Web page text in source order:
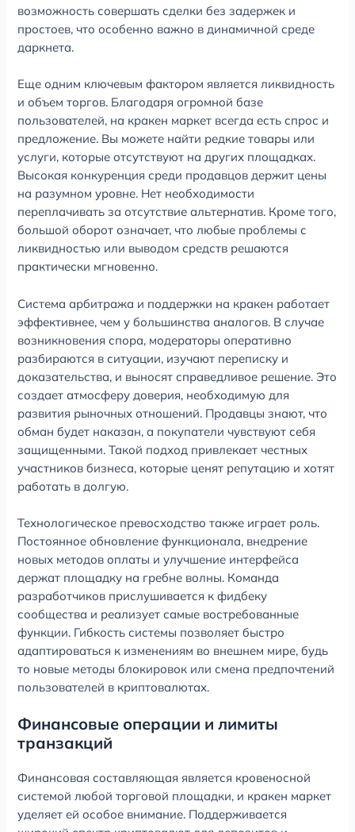
возможность совершать сделки без задержек и
простоев, что особенно важно в динамичной среде
даркнета.
Еще одним ключевым фактором является ликвидность
и объем торгов. Благодаря огромной базе
пользователей, на кракен маркет всегда есть спрос и
предложение. Вы можете найти редкие товары или
услуги, которые отсутствуют на других площадках.
Высокая конкуренция среди продавцов держит цены
на разумном уровне. Нет необходимости
переплачивать за отсутствие альтернатив. Кроме того,
большой оборот означает, что любые проблемы с
ликвидностью или выводом средств решаются
практически мгновенно.
Система арбитража и поддержки на кракен работает
эффективнее, чем у большинства аналогов. В случае
возникновения спора, модераторы оперативно
разбираются в ситуации, изучают переписку и
доказательства, и выносят справедливое решение. Это
создает атмосферу доверия, необходимую для
развития рыночных отношений. Продавцы знают, что
обман будет наказан, а покупатели чувствуют себя
защищенными. Такой подход привлекает честных
участников бизнеса, которые ценят репутацию и хотят
работать в долгую.
Технологическое превосходство также играет роль.
Постоянное обновление функционала, внедрение
новых методов оплаты и улучшение интерфейса
держат площадку на гребне волны. Команда
разработчиков прислушивается к фидбеку
сообщества и реализует самые востребованные
функции. Гибкость системы позволяет быстро
адаптироваться к изменениям во внешнем мире, будь
то новые методы блокировок или смена предпочтений
пользователей в криптовалютах.
Финансовые операции и лимиты
транзакций
Финансовая составляющая является кровеносной
системой любой торговой площадки, и кракен маркет
уделяет ей особое внимание. Поддерживается